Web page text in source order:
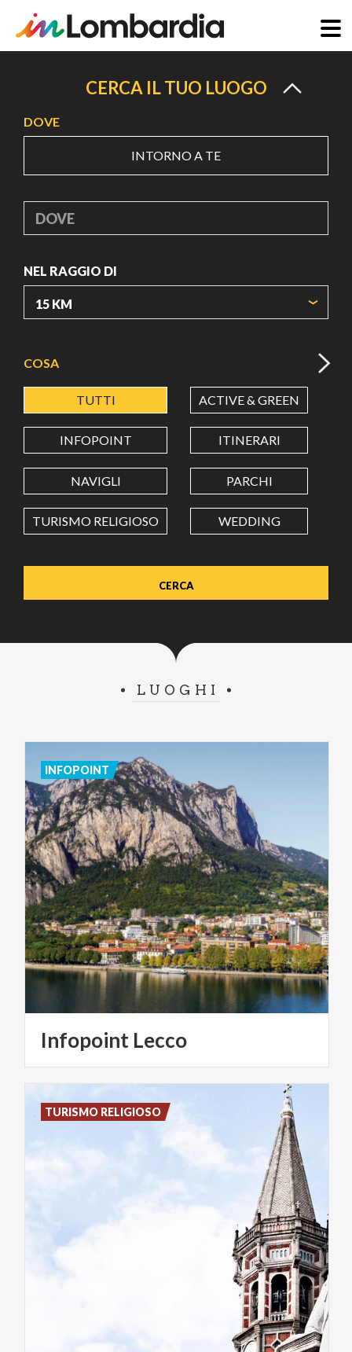
principale
CERCA IL TUO LUOGO
DOVE
INTORNO A TE
DOVE
NEL RAGGIO DI
LATITUDINE
LONGITUDINE
Value in decimal degrees. Use dot (.) as decimal separator.
COSA
TUTTI ACTIVE & GREEN
INFOPOINT ITINERARI
NAVIGLI PARCHI
TURISMO RELIGIOSO WEDDING
LUOGHI
Infopoint Lecco
INFOPOINT
TURISMO RELIGIOSO